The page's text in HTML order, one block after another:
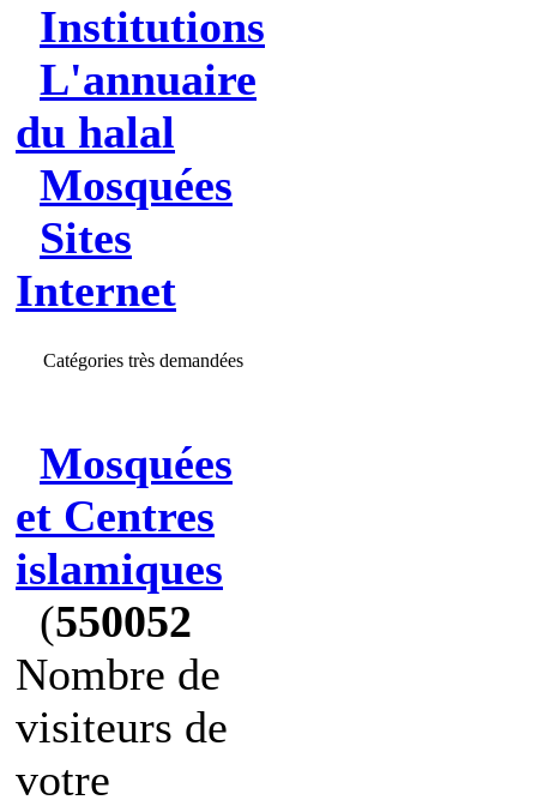
Institutions
L'annuaire
du halal
Mosquées
Sites
Internet
Catégories très demandées
Mosquées
et Centres
islamiques
(550052
Nombre de
visiteurs de
votre